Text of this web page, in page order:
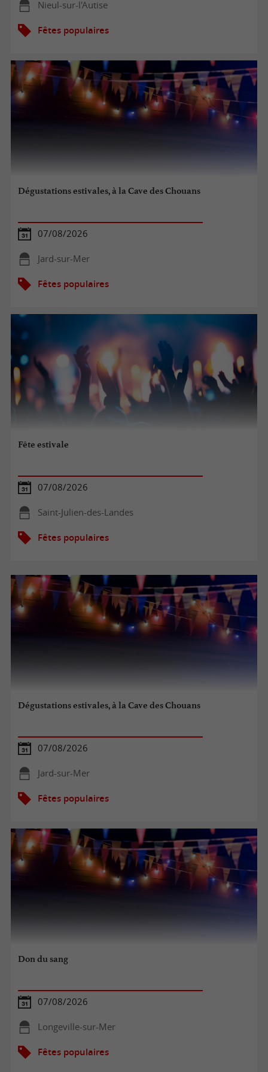
Nieul-sur-l'Autise
Fêtes populaires
Dégustations estivales, à la Cave des Chouans
07/08/2026
Jard-sur-Mer
Fêtes populaires
Fête estivale
07/08/2026
Saint-Julien-des-Landes
Fêtes populaires
Dégustations estivales, à la Cave des Chouans
07/08/2026
Jard-sur-Mer
Fêtes populaires
Don du sang
07/08/2026
Longeville-sur-Mer
Fêtes populaires